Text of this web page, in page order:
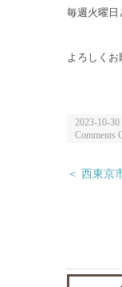
毎週火曜日
よろしくお
2023-10-30
Comments
＜ 西東京